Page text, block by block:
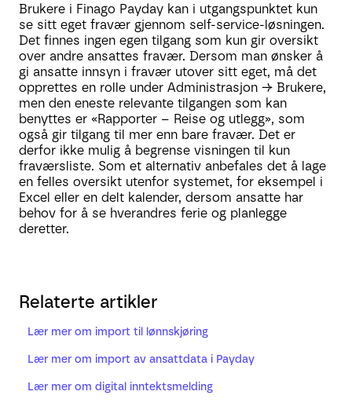
Brukere i Finago Payday kan i utgangspunktet kun
se sitt eget fravær gjennom self-service-løsningen.
Det finnes ingen egen tilgang som kun gir oversikt
over andre ansattes fravær. Dersom man ønsker å
gi ansatte innsyn i fravær utover sitt eget, må det
opprettes en rolle under Administrasjon → Brukere,
men den eneste relevante tilgangen som kan
benyttes er «Rapporter – Reise og utlegg», som
også gir tilgang til mer enn bare fravær. Det er
derfor ikke mulig å begrense visningen til kun
fraværsliste. Som et alternativ anbefales det å lage
en felles oversikt utenfor systemet, for eksempel i
Excel eller en delt kalender, dersom ansatte har
behov for å se hverandres ferie og planlegge
deretter.
Relaterte artikler
Lær mer om import til lønnskjøring
Lær mer om import av ansattdata i Payday
Lær mer om digital inntektsmelding